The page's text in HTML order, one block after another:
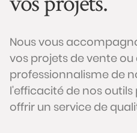
Nous vous
vos projets de vente ou
professionnalisme de
l'efficacité de nos
offrir un service de